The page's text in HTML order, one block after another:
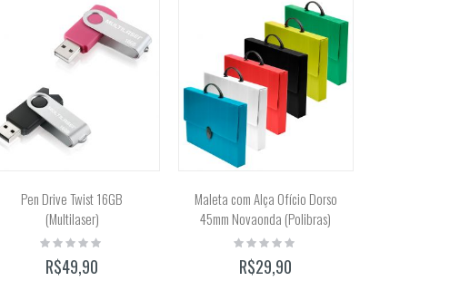
Pen Drive Twist 16GB
(Multilaser)
Rating:
0%
R$49,90
Maleta com Alça Ofício Dorso
45mm Novaonda (Polibras)
Rating:
0%
R$29,90